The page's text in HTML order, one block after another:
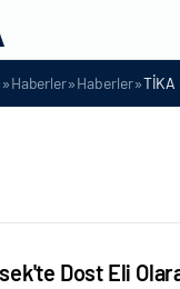
»Haberler»Haberler»TİKA
Dost Eli